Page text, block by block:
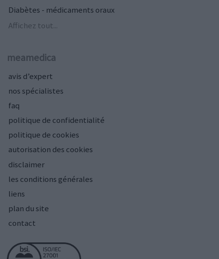
Diabètes - médicaments oraux
Affichez tout...
meamedica
avis d’expert
nos spécialistes
faq
politique de confidentialité
politique de cookies
autorisation des cookies
disclaimer
les conditions générales
liens
plan du site
contact